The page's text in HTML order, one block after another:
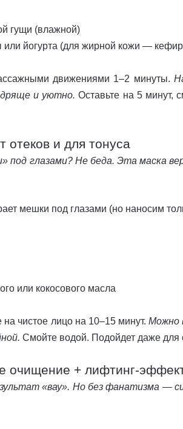
гущи (влажной)
или йогурта (для жирной кожи —
движениями 1–2 минуты.
и уютно. Оставьте на 5 минут,
отеков и для тонуса
под глазами? Не беда. Эта маска
мешки под глазами (но наносим
или кокосового масла
чистое лицо на 10–15 минут.Можно
Смойте водой. Подойдет даже для
очищение + лифтинг-
«вау». Но без фанатизма —